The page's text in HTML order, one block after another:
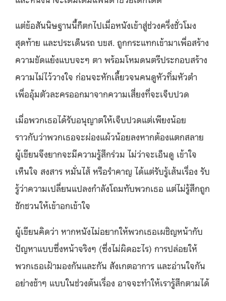
แต่ข้อสันนิษฐานนี้ก็ตกไปเมื่อหนังเข้าสู่ช่วงครึ่งชั่วโมง
สุดท้าย และประเด็นรถ บขส. ถูกกระแทกเข้ามาเพื่อสร้าง
ความขัดแย้งแบบจะๆ ตา พร้อมโหมดนตรีประกอบสร้าง
ความไม่ไว้วางใจ ก่อนจะหักเลี้ยวจนคนดูหัวทิ่มหัวตำ
เพื่ออุ้มตัวละครออกมาจากความเสี่ยงที่จะเจ็บปวด
เมื่อพวกเธอได้รับอนุญาตให้เจ็บปวดแต่เพียงน้อย
ราวกับว่าพวกเธอจะผ่องแผ้วน้อยลงหากต้องแตกสลาย
ผู้เขียนจึงยากจะมีความรู้สึกร่วม ไม่ว่าจะเอ็นดู เข้าใจ
เห็นใจ สงสาร หมั่นไส้ หรือรำคาญ ได้แต่รับรู้เส้นเรื่อง รับ
รู้ว่าความเปลี่ยนแปลงกำลังโถมทับพวกเธอ แต่ไม่รู้สึกถูก
ชักชวนให้เข้าอกเข้าใจ
ผู้เขียนคิดว่า หากหนังไม่อยากให้พวกเธอเผชิญหน้ากับ
ปัญหาแบบซึ่งหน้าจริงๆ (ซึ่งไม่ผิดอะไร) การปล่อยให้
พวกเธอเฝ้ามองกันและกัน สังเกตอาการ และอ่านใจกัน
อย่างช้าๆ แบบในช่วงต้นเรื่อง อาจจะทำให้เรารู้สึกตามได้